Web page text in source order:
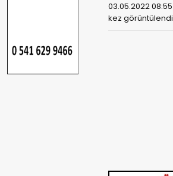
03.05.2022 08:55
kez görüntülendi